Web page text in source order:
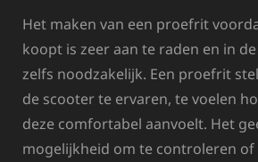
Het maken van een proefrit
koopt is zeer aan te raden en in
zelfs noodzakelijk. Een proefrit
de scooter te ervaren, te voelen
deze comfortabel aanvoelt. Het
mogelijkheid om te controleren